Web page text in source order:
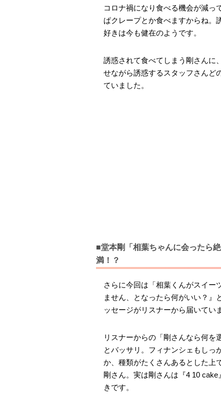
コロナ禍になり食べる機会が減っ
ぱクレープとか食べますからね。
好きは今も健在のようです。
誘惑されて食べてしまう剛さんに
せながら誘惑するスタッフさんど
ていました。
■堂本剛「相葉ちゃんに会ったら
満！？
さらに今回は「相葉くんがスイー
ません、となったら何がいい？』
ッセージがリスナーから届いてい
リスナーからの「剛さんなら何を
とバッサリ。フィナンシェもしっ
か、種類がたくさんあるとした上
剛さん。実は剛さんは『4 10
きです。